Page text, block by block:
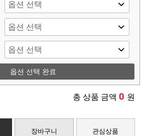
옵션 선택 완료
총 상품 금액 0 원
장바구니 관심상품